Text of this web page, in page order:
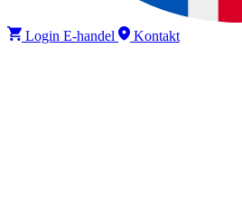
Login E-handel
Kontakt